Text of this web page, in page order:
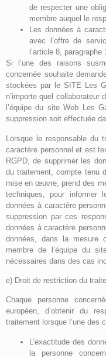
de respecter une
membre auquel le
Les données à
avec l’offre de
l’article 8,
Si l’une des raisons
concernée souhaite
stockées par le SITE Les
n’importe quel collaborateur
l’équipe du site Web Les
suppression soit effectuée
Lorsque le responsable du
caractère personnel et est
RGPD, de supprimer les
du traitement, compte tenu
mise en œuvre, prend des
techniques, pour informer
données à caractère
suppression par ces
données à caractère
données, dans la mesure
membre de l’équipe du
nécessaires dans des cas
e) Droit de restriction du
Chaque personne
européen, d’obtenir du
traitement lorsque l’une des
L’exactitude des
la personne